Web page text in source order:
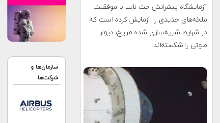
آزمایشگاه پیشرانش جت ناسا با موفقیت
ملخه‌های جدیدی را آزمایش کرده است که
در شرایط شبیه‌سازی شده مریخ، دیوار
صوتی را شکسته‌اند.
سازمان‌ها و
شرکت‌ها